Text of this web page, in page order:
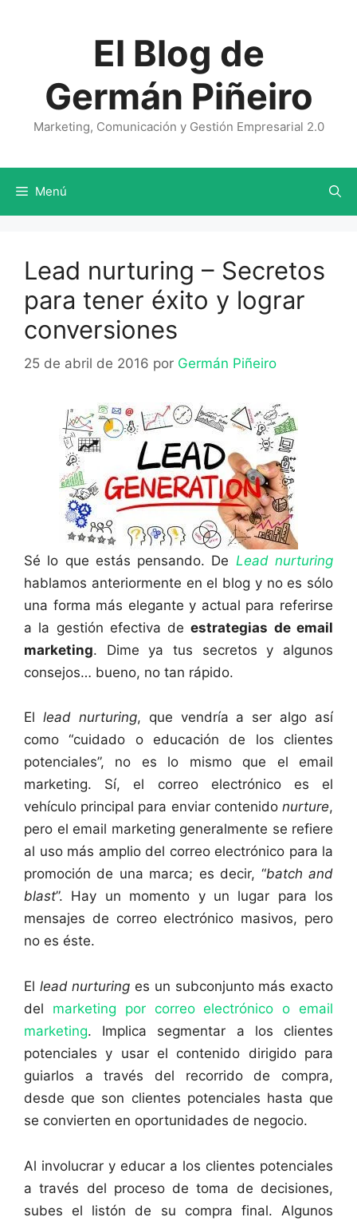
El Blog de
Germán Piñeiro
Marketing, Comunicación y Gestión Empresarial 2.0
Menú
Lead nurturing – Secretos
para tener éxito y lograr
conversiones
25 de abril de 2016 por Germán Piñeiro
Sé lo que estás pensando. De Lead nurturing
hablamos anteriormente en el blog y no es sólo
una forma más elegante y actual para referirse
a la gestión efectiva deestrategias de email
marketing. Dime ya tus secretos y algunos
consejos… bueno, no tan rápido.
El lead nurturing, que vendría a ser algo así
como “cuidado o educación de los clientes
potenciales”, no es lo mismo que el email
marketing. Sí, el correo electrónico es el
vehículo principal para enviar contenido nurture,
pero el email marketing generalmente se refiere
al uso más amplio del correo electrónico para la
promoción de una marca; es decir, “batch and
blast”. Hay un momento y un lugar para los
mensajes de correo electrónico masivos, pero
no es éste.
El lead nurturing es un subconjunto más exacto
del marketing por correo electrónico o email
marketing. Implica segmentar a los clientes
potenciales y usar el contenido dirigido para
guiarlos a través del recorrido de compra,
desde que son clientes potenciales hasta que
se convierten en oportunidades de negocio.
Al involucrar y educar a los clientes potenciales
a través del proceso de toma de decisiones,
subes el listón de su compra final. Algunos